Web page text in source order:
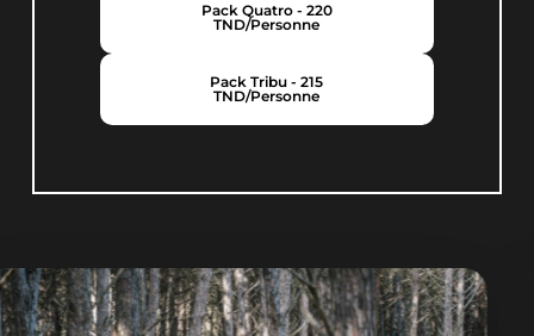
Pack Quatro - 220
TND/personne
Pack Tribu - 215
TND/personne